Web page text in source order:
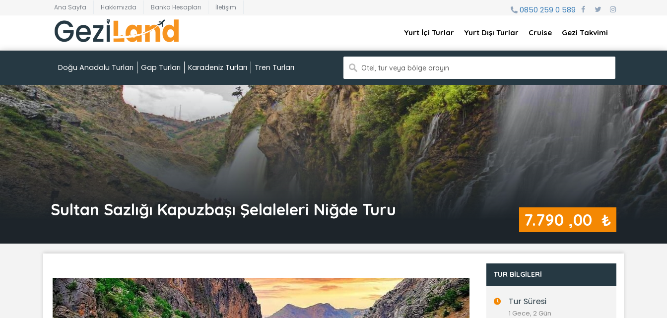
Ana Sayfa Hakkımızda Banka Hesapları İletişim 0850 259 0 589
Yurt İçi Turlar Yurt Dışı Turlar Cruise Gezi Takvimi
Doğu Anadolu Turları Gap Turları Karadeniz Turları Tren Turları Otel, tur veya bölge arayın
Sultan Sazlığı Kapuzbaşı Şelaleleri Niğde Turu
7.790 ,00 ₺
TUR BILGILERI
Tur Süresi
1 Gece, 2 Gün